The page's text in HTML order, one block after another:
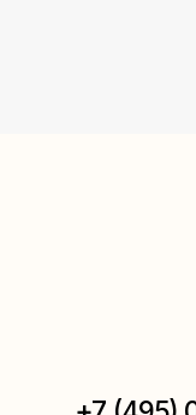
часов. Пишите,